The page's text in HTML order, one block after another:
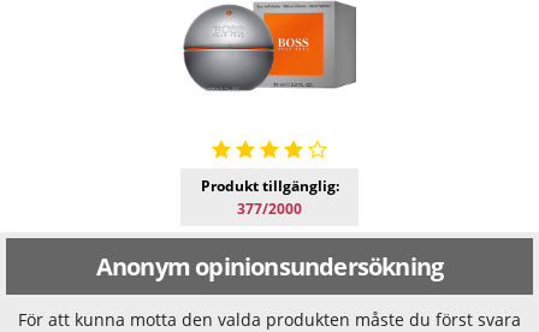
Produkt tillgänglig:
377/2000
Anonym opinionsundersökning
För att kunna motta den valda produkten måste du först svara